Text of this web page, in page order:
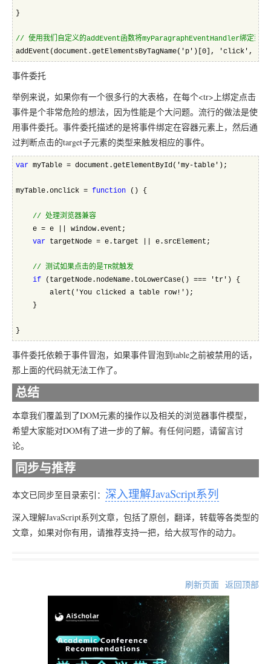
}
// 使用我们自定义的addEvent函数将myParagraphEventHandler绑定
addEvent(document.getElementsByTagName('p')[0], 'click',
事件委托
举例来说，如果你有一个很多行的大表格，在每个<tr>上绑定点击
事件是个非常危险的想法，因为性能是个大问题。流行的做法是使
用事件委托。事件委托描述的是将事件绑定在容器元素上，然后通
过判断点击的target子元素的类型来触发相应的事件。
var myTable = document.getElementById('my-table');
myTable.onclick = function () {
// 处理浏览器兼容
    e = e || window.event;
var targetNode = e.target || e.srcElement;
// 测试如果点击的是TR就触发
if (targetNode.nodeName.toLowerCase() === 'tr') {
        alert('You clicked a table row!');
    }
}
事件委托依赖于事件冒泡，如果事件冒泡到table之前被禁用的话，
那上面的代码就无法工作了。
总结
本章我们覆盖到了DOM元素的操作以及相关的浏览器事件模型，
希望大家能对DOM有了进一步的了解。有任何问题，请留言讨
论。
同步与推荐
本文已同步至目录索引： 深入理解JavaScript系列
深入理解JavaScript系列文章，包括了原创，翻译，转载等各类型的
文章，如果对你有用，请推荐支持一把，给大叔写作的动力。
刷新页面 返回顶部